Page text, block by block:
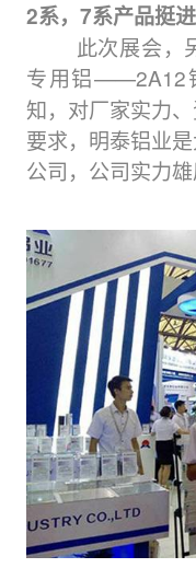
2系，7系产品挺
此次展会，另
专用铝——2A12
知，对厂家实力
要求，明泰铝业
公司，公司实力